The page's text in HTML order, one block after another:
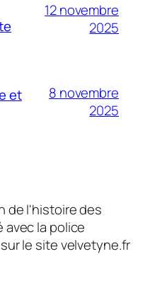
12 novembre
2025
et
8 novembre
2025
de l'histoire des
avec la police
le site velvetyne.fr